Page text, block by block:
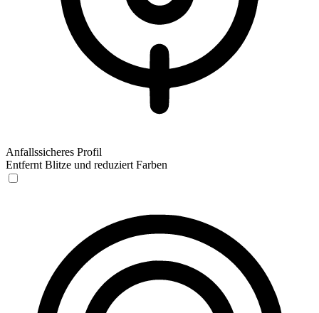
Anfallssicheres Profil
Entfernt Blitze und reduziert Farben